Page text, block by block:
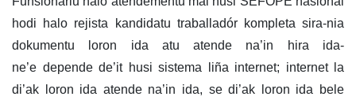
hodi halo rejista kandidatu traballadór kompleta sira-nia
dokumentu loron ida atu atende na’in hira ida-
ne’e depende de’it husi sistema liña internet; internet la
di’ak loron ida atende na’in ida, se di’ak loron ida bele